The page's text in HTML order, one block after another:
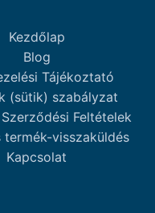
Kezdőlap
Blog
Tájékoztató
(sütik) szabályzat
Feltételek
termék-visszaküldés
Kapcsolat